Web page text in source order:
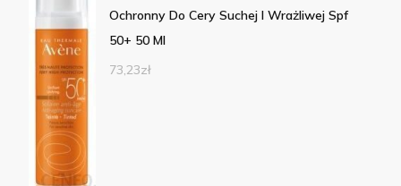
Ochronny Do Cery Suchej I Wrażliwej Spf
50+ 50 Ml
73,23zł